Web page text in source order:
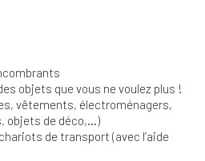
objets que vous ne voulez plus !
vêtements, électroménagers,
objets de déco,…)
de transport (avec l’aide